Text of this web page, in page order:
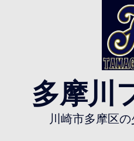
多摩川
川崎市多摩区